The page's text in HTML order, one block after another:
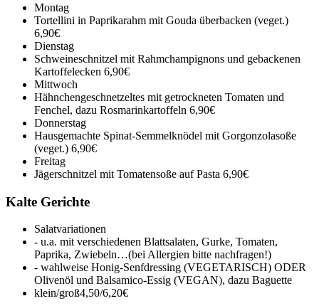
Montag
Tortellini in Paprikarahm mit Gouda überbacken (veget.)
6,90€
Dienstag
Schweineschnitzel mit Rahmchampignons und gebackenen
Kartoffelecken 6,90€
Mittwoch
Hähnchengeschnetzeltes mit getrockneten Tomaten und
Fenchel, dazu Rosmarinkartoffeln 6,90€
Donnerstag
Hausgemachte Spinat-Semmelknödel mit Gorgonzolasoße
(veget.) 6,90€
Freitag
Jägerschnitzel mit Tomatensoße auf Pasta 6,90€
Kalte Gerichte
Salatvariationen
- u.a. mit verschiedenen Blattsalaten, Gurke, Tomaten,
Paprika, Zwiebeln…(bei Allergien bitte nachfragen!)
- wahlweise Honig-Senfdressing (VEGETARISCH) ODER
Olivenöl und Balsamico-Essig (VEGAN), dazu Baguette
klein/groß4,50/6,20€